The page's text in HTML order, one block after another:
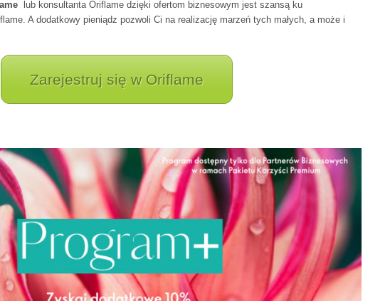
lub konsultanta Oriflame dzięki ofertom biznesowym jest szansą ku
A dodatkowy pieniądz pozwoli Ci na realizację marzeń tych małych, a może i
Zarejestruj się w Oriflame